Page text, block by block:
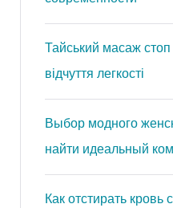
Тайський масаж стоп
відчуття легкості
Выбор модного
найти идеальный
Как отстирать